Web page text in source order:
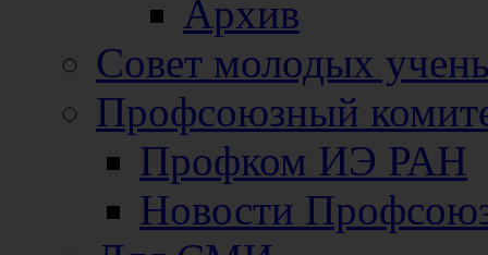
Архив
Совет молодых
Профсоюзный
Профком ИЭ РАН
Новости